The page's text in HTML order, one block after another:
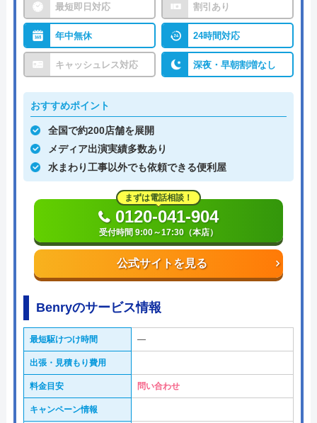
最短即日対応 割引あり
年中無休 24時間対応
キャッシュレス対応 深夜・早朝割増なし
おすすめポイント
全国で約200店舗を展開
メディア出演実績多数あり
水まわり工事以外でも依頼できる便利屋
公式サイトを見る
まずは電話相談！
0120-041-904
受付時間 9:00～17:30（本店）
Benryのサービス情報
最短駆けつけ時間 ―
出張・見積もり費用
料金目安 問い合わせ
キャンペーン情報